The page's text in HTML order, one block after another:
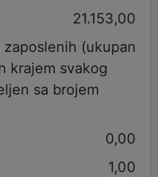
21.153,00
(ukupan
krajem svakog
sa brojem
0,00
1,00